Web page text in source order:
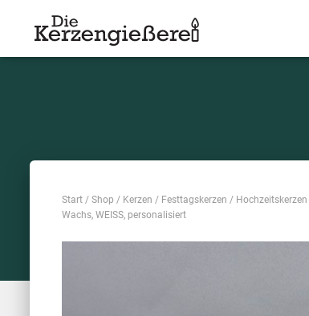
Start / Shop / Kerzen / Festtagskerzen / Hochzeitskerzen
Wachs, WEISS, personalisiert